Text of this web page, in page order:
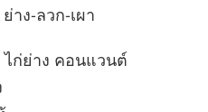
าง-ลวก-เผา
ไก่ย่าง คอนแวนต์